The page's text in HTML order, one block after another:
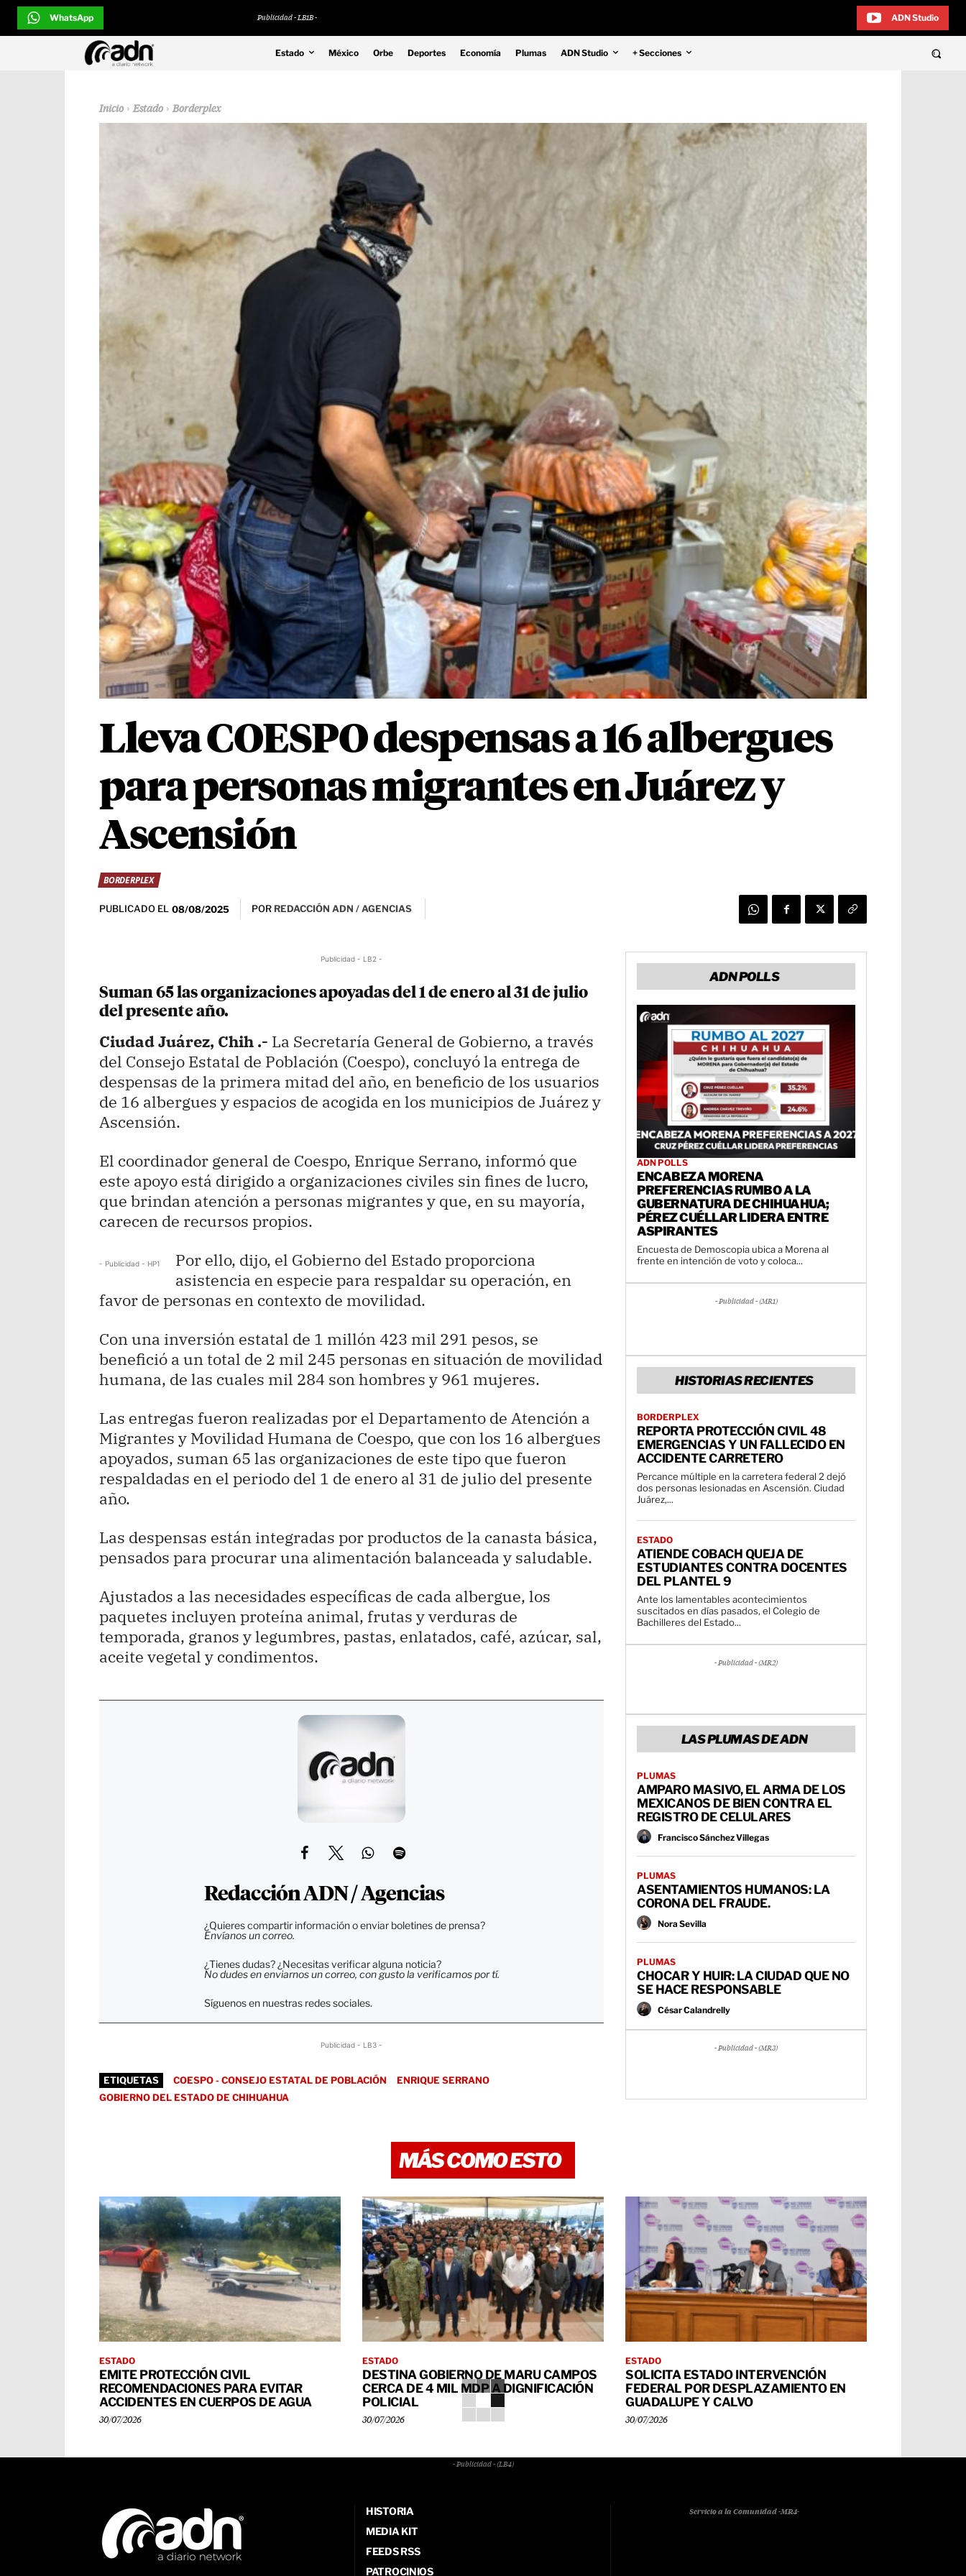
WhatsApp Publicidad - LB1B - ADN Studio
Estado México Orbe Deportes Economía Plumas ADN Studio + Secciones
Inicio Estado Borderplex
Lleva COESPO despensas a 16 albergues
para personas migrantes en Juárez y
Ascensión
BORDERPLEX
PUBLICADO EL 08/08/2025 POR REDACCIÓN ADN / AGENCIAS
Publicidad - LB2 -
Suman 65 las organizaciones apoyadas del 1 de enero al 31 de julio
del presente año.
Ciudad Juárez, Chih .- La Secretaría General de Gobierno, a través
del Consejo Estatal de Población (Coespo), concluyó la entrega de
despensas de la primera mitad del año, en beneficio de los usuarios
de 16 albergues y espacios de acogida en los municipios de Juárez y
Ascensión.
El coordinador general de Coespo, Enrique Serrano, informó que
este apoyo está dirigido a organizaciones civiles sin fines de lucro,
que brindan atención a personas migrantes y que, en su mayoría,
carecen de recursos propios.
- Publicidad - HP1
Por ello, dijo, el Gobierno del Estado proporciona
asistencia en especie para respaldar su operación, en
favor de personas en contexto de movilidad.
Con una inversión estatal de 1 millón 423 mil 291 pesos, se
benefició a un total de 2 mil 245 personas en situación de movilidad
humana, de las cuales mil 284 son hombres y 961 mujeres.
Las entregas fueron realizadas por el Departamento de Atención a
Migrantes y Movilidad Humana de Coespo, que con los 16 albergues
apoyados, suman 65 las organizaciones de este tipo que fueron
respaldadas en el periodo del 1 de enero al 31 de julio del presente
año.
Las despensas están integradas por productos de la canasta básica,
pensados para procurar una alimentación balanceada y saludable.
Ajustados a las necesidades específicas de cada albergue, los
paquetes incluyen proteína animal, frutas y verduras de
temporada, granos y legumbres, pastas, enlatados, café, azúcar, sal,
aceite vegetal y condimentos.
Redacción ADN / Agencias
¿Quieres compartir información o enviar boletines de prensa?
Envíanos un correo.
¿Tienes dudas? ¿Necesitas verificar alguna noticia?
No dudes en enviarnos un correo, con gusto la verificamos por tí.
Síguenos en nuestras redes sociales.
Publicidad - LB3 -
ETIQUETAS COESPO - CONSEJO ESTATAL DE POBLACIÓN
ENRIQUE SERRANO
GOBIERNO DEL ESTADO DE CHIHUAHUA
ADN POLLS
ADN POLLS
ENCABEZA MORENA
PREFERENCIAS RUMBO A LA
GUBERNATURA DE CHIHUAHUA;
PÉREZ CUÉLLAR LIDERA ENTRE
ASPIRANTES
Encuesta de Demoscopia ubica a Morena al
frente en intención de voto y coloca...
- Publicidad - (MR1)
HISTORIAS RECIENTES
BORDERPLEX
REPORTA PROTECCIÓN CIVIL 48
EMERGENCIAS Y UN FALLECIDO EN
ACCIDENTE CARRETERO
Percance múltiple en la carretera federal 2 dejó
dos personas lesionadas en Ascensión. Ciudad
Juárez,...
ESTADO
ATIENDE COBACH QUEJA DE
ESTUDIANTES CONTRA DOCENTES
DEL PLANTEL 9
Ante los lamentables acontecimientos
suscitados en días pasados, el Colegio de
Bachilleres del Estado...
- Publicidad - (MR2)
LAS PLUMAS DE ADN
PLUMAS
AMPARO MASIVO, EL ARMA DE LOS
MEXICANOS DE BIEN CONTRA EL
REGISTRO DE CELULARES
Francisco Sánchez Villegas
PLUMAS
ASENTAMIENTOS HUMANOS: LA
CORONA DEL FRAUDE.
Nora Sevilla
PLUMAS
CHOCAR Y HUIR: LA CIUDAD QUE NO
SE HACE RESPONSABLE
César Calandrelly
- Publicidad - (MR3)
MÁS COMO ESTO
ESTADO
EMITE PROTECCIÓN CIVIL
RECOMENDACIONES PARA EVITAR
ACCIDENTES EN CUERPOS DE AGUA
30/07/2026
ESTADO
DESTINA GOBIERNO DE MARU CAMPOS
CERCA DE 4 MIL MDP A DIGNIFICACIÓN
POLICIAL
30/07/2026
ESTADO
SOLICITA ESTADO INTERVENCIÓN
FEDERAL POR DESPLAZAMIENTO EN
GUADALUPE Y CALVO
30/07/2026
- Publicidad - (LB4)
HISTORIA
MEDIA KIT
FEEDS RSS
PATROCINIOS
Servicio a la Comunidad -MR4-